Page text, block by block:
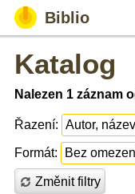
Biblio
Katalog
Nalezen 1 záznam
Řazení:
Formát:
Změnit filtry